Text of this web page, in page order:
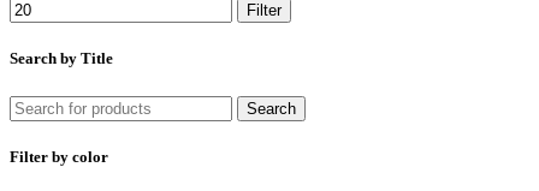
Filter
Search by Title
Search
Filter by color